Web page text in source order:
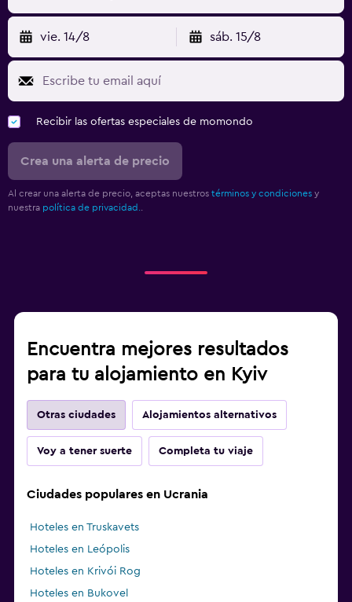
vie. 14/8 sáb. 15/8
Recibir las ofertas especiales de momondo
Crea una alerta de precio
Al crear una alerta de precio, aceptas nuestros términos y condiciones y
nuestra política de privacidad.
Encuentra mejores resultados
para tu alojamiento en Kyiv
Otras ciudades Alojamientos alternativos
Voy a tener suerte Completa tu viaje
Ciudades populares en Ucrania
Hoteles en Truskavets
Hoteles en Leópolis
Hoteles en Krivói Rog
Hoteles en Bukovel